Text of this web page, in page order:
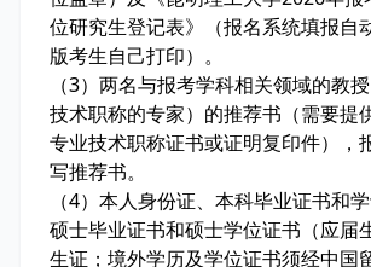
位研究生登记表》（报名系统填报自
版考生自己打印）。
（3）两名与报考学科相关领域的教
技术职称的专家）的推荐书（需要提
专业技术职称证书或证明复印件），
写推荐书。
（4）本人身份证、本科毕业证书和学
硕士毕业证书和硕士学位证书（应届
生证；境外学历及学位证书须经中国